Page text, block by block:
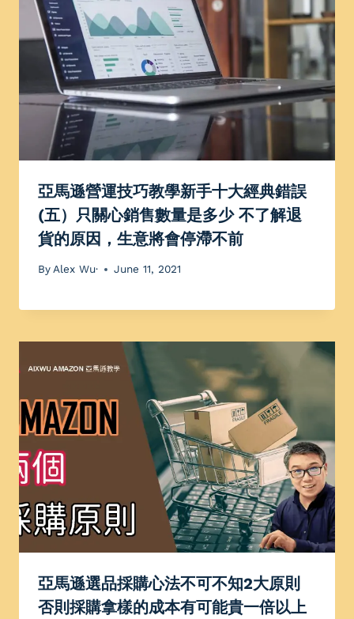
亞馬遜營運技巧教學新手十大經典錯誤
(五）只關心銷售數量是多少 不了解退
貨的原因，生意將會停滯不前
By Alex Wu· June 11, 2021
亞馬遜選品採購心法不可不知2大原則
否則採購拿樣的成本有可能貴一倍以上